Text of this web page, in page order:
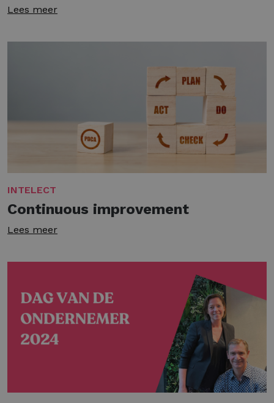
Lees meer
INTELECT
Continuous improvement
Lees meer